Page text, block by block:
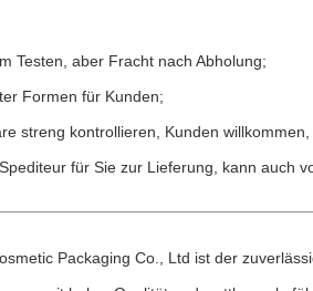
Testen, aber Fracht nach Abholung;
Formen für Kunden;
streng kontrollieren, Kunden
für Sie zur Lieferung, kann auch
Packaging Co., Ltd ist der